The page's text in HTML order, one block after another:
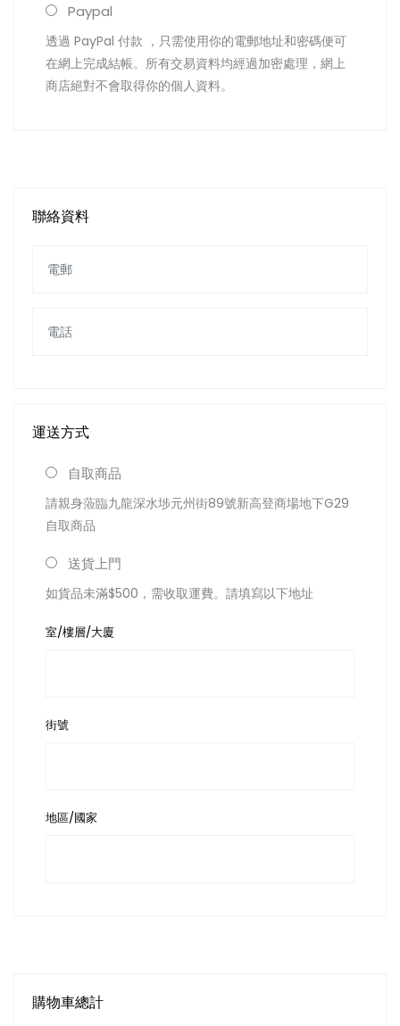
Paypal
透過 PayPal 付款 ，只需使用你的電郵地址和密碼便可
在網上完成結帳。所有交易資料均經過加密處理，網上
商店絕對不會取得你的個人資料。
聯絡資料
運送方式
自取商品
請親身蒞臨九龍深水埗元州街89號新高登商場地下G29
自取商品
送貨上門
如貨品未滿$500，需收取運費。請填寫以下地址
室/樓層/大廈
街號
地區/國家
購物車總計